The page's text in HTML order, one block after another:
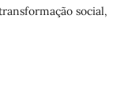
social,